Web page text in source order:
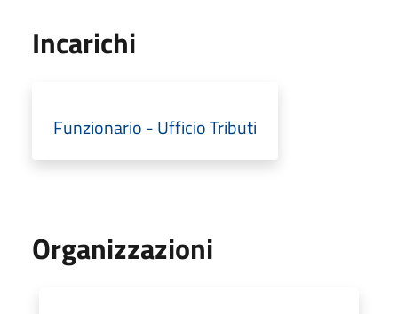
Incarichi
Funzionario - Ufficio Tributi
Organizzazioni